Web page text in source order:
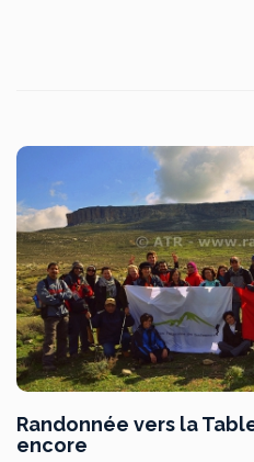
Randonnée vers la
encore